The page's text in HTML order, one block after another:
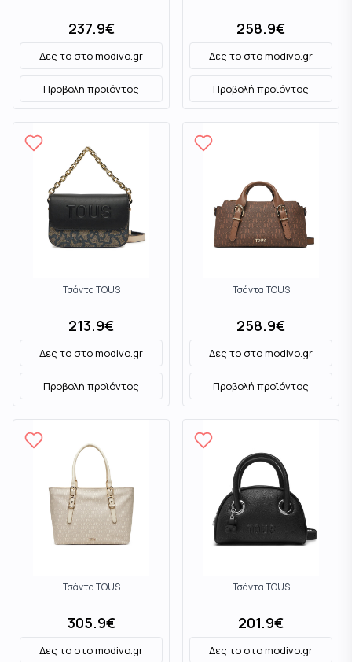
237.9€
Δες το στοmodivo.gr
Προβολή προϊόντος
258.9€
Δες το στοmodivo.gr
Προβολή προϊόντος
Τσάντα TOUS
213.9€
Δες το στοmodivo.gr
Προβολή προϊόντος
Τσάντα TOUS
258.9€
Δες το στοmodivo.gr
Προβολή προϊόντος
Τσάντα TOUS
305.9€
Δες το στοmodivo.gr
Τσάντα TOUS
201.9€
Δες το στοmodivo.gr